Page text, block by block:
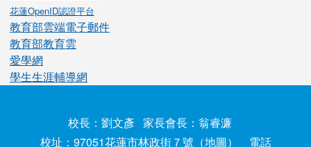
花蓮OpenID認證平台
教育部雲端電子郵件
教育部教育雲
愛學網
學生生涯輔導網
校長：劉文彥 家長會長：翁睿濂
校址：97051花蓮市林政街７號（地圖） 電話